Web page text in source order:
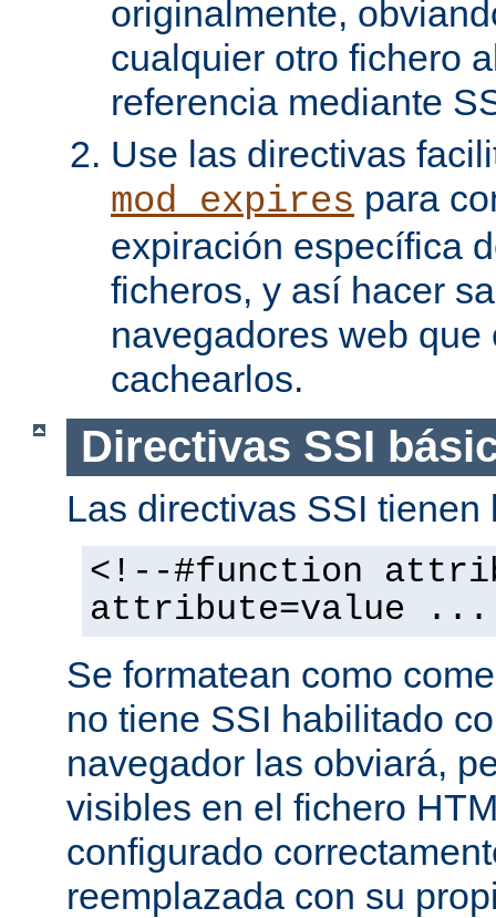
originalmente,
cualquier otro fichero
referencia mediante
Use las directivas
mod_expires para
expiración específica
ficheros, y así hacer
navegadores web que
cachearlos.
Directivas SSI
Las directivas SSI
<!--#function
attribute=value
Se formatean como
no tiene SSI habilitado
navegador las obviará,
visibles en el fichero
configurado
reemplazada con su